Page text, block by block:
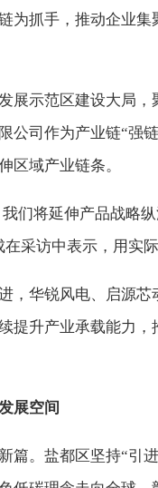
为抓手，推动企业
展示范区建设大局
公司作为产业链“强
区域产业链条。
我们将延伸产品战略
采访中表示，用实
，华锐风电、启源
提升产业承载能力
展空间
篇。盐都区坚持“引